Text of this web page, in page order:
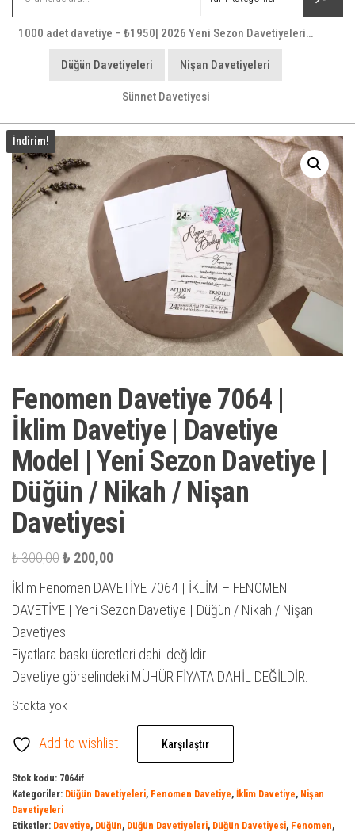
1000 adet davetiye – ₺1950| 2026 Yeni Sezon Davetiyeleri…
Düğün Davetiyeleri Nişan Davetiyeleri
Sünnet Davetiyesi
İndirim!
Fenomen Davetiye 7064 |
İklim Davetiye | Davetiye
Model | Yeni Sezon Davetiye |
Düğün / Nikah / Nişan
Davetiyesi
₺300,00Orijinal
₺ 300,00.
₺ 200,00Şu
andaki
İklim Fenomen DAVETİYE 7064 | İKLİM – FENOMEN
DAVETİYE | Yeni Sezon Davetiye | Düğün / Nikah / Nişan
Davetiyesi
Fiyatlara baskı ücretleri dahil değildir.
Davetiye görselindeki MÜHÜR FİYATA DAHİL DEĞİLDİR.
Stokta yok
Add to wishlist Karşılaştır
Stok kodu: 7064if
Kategoriler: Düğün Davetiyeleri, Fenomen Davetiye, İklim Davetiye, Nişan
Davetiyeleri
Etiketler: Davetiye, Düğün, Düğün Davetiyeleri, Düğün Davetiyesi, Fenomen,